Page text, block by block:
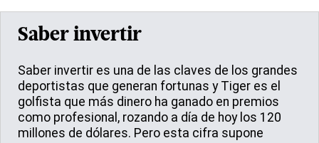
Saber invertir
Saber invertir es una de las claves de los grandes
deportistas que generan fortunas y Tiger es el
golfista que más dinero ha ganado en premios
como profesional, rozando a día de hoy los 120
millones de dólares. Pero esta cifra supone